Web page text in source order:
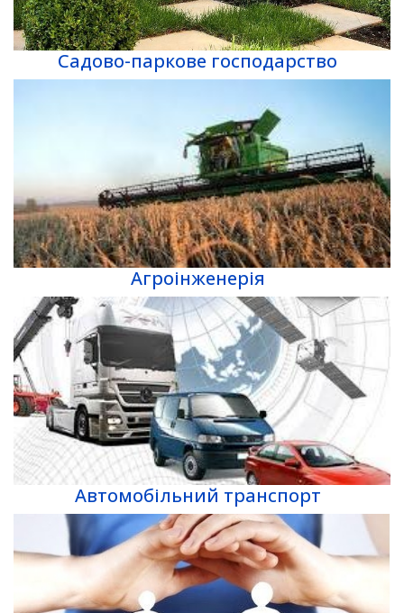
Садово-паркове господарство
Агроінженерія
Автомобільний транспорт